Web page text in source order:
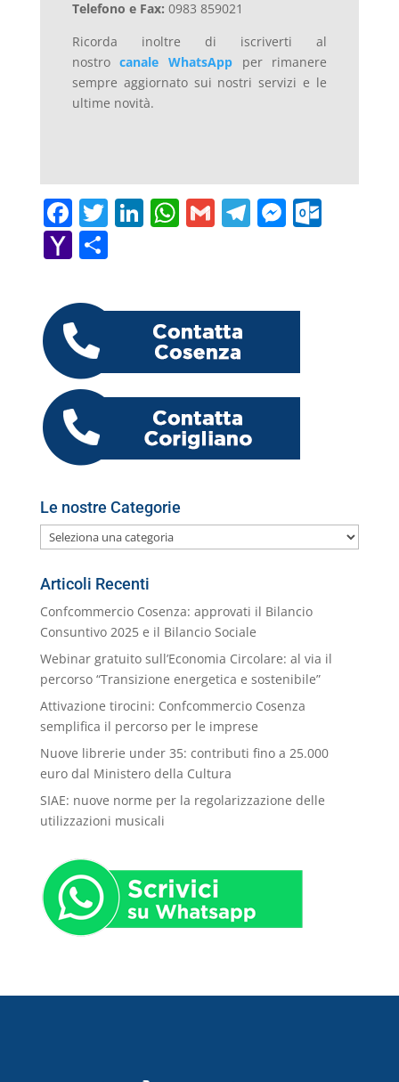
Telefono e Fax: 0983 859021
Ricorda inoltre di iscriverti al
nostrocanale WhatsApp
per rimanere
sempre aggiornato sui nostri servizi e le
ultime novità.
F
a
c
e
b
o
o
k
T
w
itt
Li
dI
n
W
A
p
p
G T M
er
O
Y
h
o
o
M
ai
l
C
n
di
Le nostre Categorie
Le
nostre
Categorie
Articoli Recenti
Confcommercio Cosenza: approvati il Bilancio
Consuntivo 2025 e il Bilancio Sociale
Webinar gratuito sull’Economia Circolare: al via il
percorso “Transizione energetica e sostenibile”
Attivazione tirocini: Confcommercio Cosenza
semplifica il percorso per le imprese
Nuove librerie under 35: contributi fino a 25.000
euro dal Ministero della Cultura
SIAE: nuove norme per la regolarizzazione delle
utilizzazioni musicali